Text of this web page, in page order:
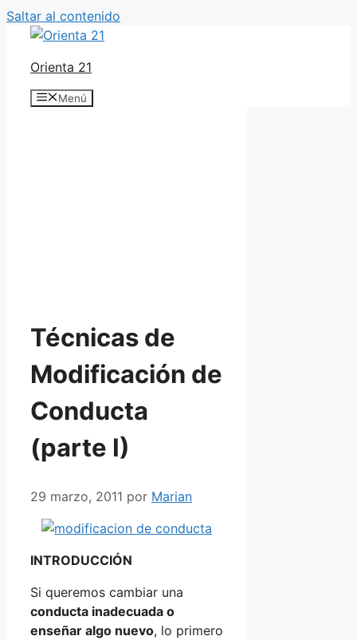
Saltar al contenido
Orienta 21
Menú
Técnicas de
Modificación de
Conducta
(parte I)
29 marzo, 2011 por Marian
INTRODUCCIÓN
Si queremos cambiar una
conducta inadecuada o
enseñar algo nuevo, lo primero